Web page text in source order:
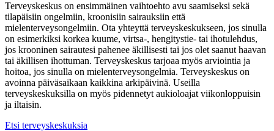
Terveyskeskus on ensimmäinen vaihtoehto avu saamiseksi sekä
tilapäisiin ongelmiin, kroonisiin sairauksiin että
mielenterveysongelmiin. Ota yhteyttä terveyskeskukseen, jos sinulla
on esimerkiksi korkea kuume, virtsa-, hengitystie- tai ihotulehdus,
jos krooninen sairautesi pahenee äkillisesti tai jos olet saanut haavan
tai äkillisen ihottuman. Terveyskeskus tarjoaa myös arviointia ja
hoitoa, jos sinulla on mielenterveysongelmia. Terveyskeskus on
avoinna päiväsaikaan kaikkina arkipäivinä. Useilla
terveyskeskuksilla on myös pidennetyt aukioloajat viikonloppuisin
ja iltaisin.
Etsi terveyskeskuksia